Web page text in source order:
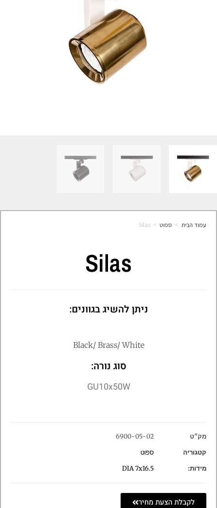
עמוד הבית > ספוט >
Silas
Silas
ניתן להשיג בגוונים:
Black/ Brass/ White
סוג נורה:
GU10x50W
מק"ט
6900-05-02
קטגוריה
ספוט
מידות:
DIA 7x16.5
לקבלת הצעת מחיר